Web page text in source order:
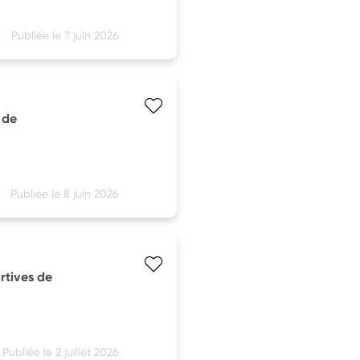
Publiée le 7 juin 2026
Publiée le 8 juin 2026
de
Publiée le 2 juillet 2026